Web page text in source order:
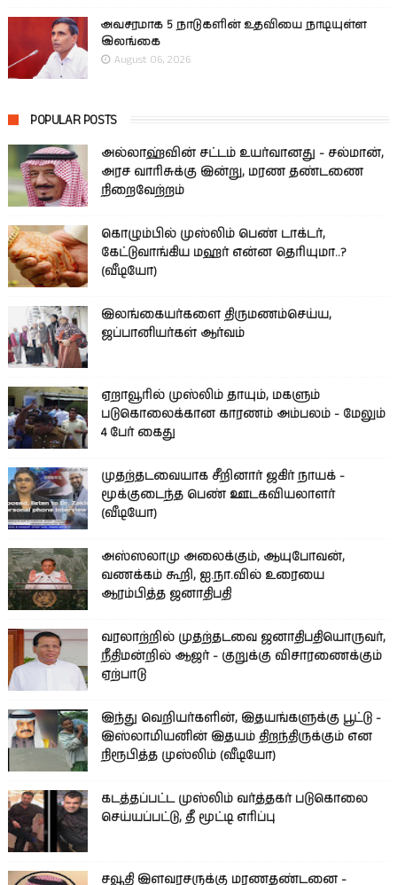
அவசரமாக 5 நாடுகளின் உதவியை நாடியுள்ள
இலங்கை
August 06, 2026
POPULAR POSTS
அல்லாஹ்வின் சட்டம் உயர்வானது - சல்மான்,
அரச வாரிசுக்கு இன்று, மரண தண்டணை
நிறைவேற்றம்
கொழும்பில் முஸ்லிம் பெண் டாக்டர்,
கேட்டுவாங்கிய மஹர் என்ன தெரியுமா..?
(வீடியோ)
இலங்கையர்களை திருமணம்செய்ய,
ஜப்பானியர்கள் ஆர்வம்
ஏறாவூரில் முஸ்லிம் தாயும், மகளும்
படுகொலைக்கான காரணம் அம்பலம் - மேலும்
4 பேர் கைது
முதற்தடவையாக சீறினார் ஜகிர் நாயக் -
மூக்குடைந்த பெண் ஊடகவியலாளர்
(வீடியோ)
அஸ்ஸலாமு அலைக்கும், ஆயுபோவன்,
வணக்கம் கூறி, ஐ.நா.வில் உரையை
ஆரம்பித்த ஜனாதிபதி
வரலாற்றில் முதற்தடவை ஜனாதிபதியொருவர்,
நீதிமன்றில் ஆஜர் - குறுக்கு விசாரணைக்கும்
ஏற்பாடு
இந்து வெறியர்களின், இதயங்களுக்கு பூட்டு -
இஸ்லாமியனின் இதயம் திறந்திருக்கும் என
நிரூபித்த முஸ்லிம் (வீடியோ)
கடத்தப்பட்ட முஸ்லிம் வர்த்தகர் படுகொலை
செய்யப்பட்டு, தீ மூட்டி எரிப்பு
சவூதி இளவரசருக்கு மரணதண்டனை -